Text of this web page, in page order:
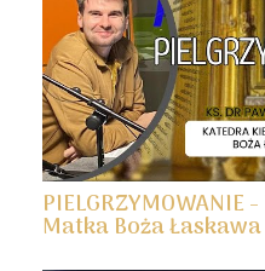
Matka Boża Łaskawa